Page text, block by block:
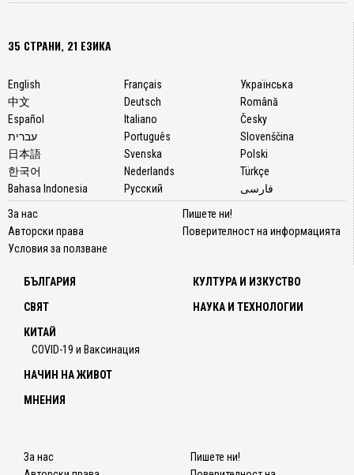
35 СТРАНИ, 21 ЕЗИКА
English
中文
Español
עברית
日本語
한국어
Bahasa Indonesia
Français
Deutsch
Italiano
Português
Svenska
Nederlands
Русский
Українська
Română
Česky
Slovenščina
Polski
Türkçe
فارسی
За нас
Авторски права
Условия за ползване
Пишете ни!
Поверителност на информацията
БЪЛГАРИЯ
СВЯТ
КИТАЙ
COVID-19 и Ваксинация
КУЛТУРА И ИЗКУСТВО
НАУКА И ТЕХНОЛОГИИ
НАЧИН НА ЖИВОТ
МНЕНИЯ
За нас
Пишете ни!